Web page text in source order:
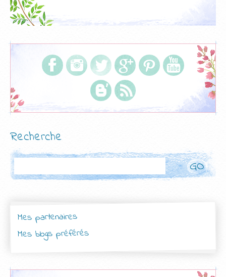
Recherche
Mes partenaires
Mes blogs préférés